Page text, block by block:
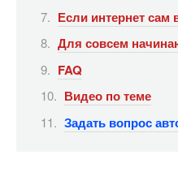
Если интернет сам
Для совсем
FAQ
Видео по теме
Задать вопрос